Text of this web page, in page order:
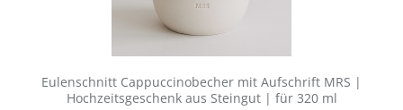
Eulenschnitt Cappuccinobecher mit Aufschrift MRS |
Hochzeitsgeschenk aus Steingut | für 320 ml